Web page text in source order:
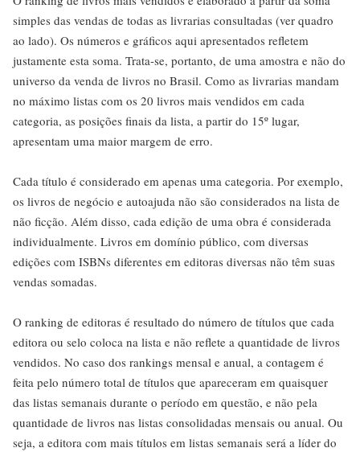
simples das vendas de todas as livrarias consultadas (ver quadro
ao lado). Os números e gráficos aqui apresentados refletem
justamente esta soma. Trata-se, portanto, de uma amostra e não do
universo da venda de livros no Brasil. Como as livrarias mandam
no máximo listas com os 20 livros mais vendidos em cada
categoria, as posições finais da lista, a partir do 15º lugar,
apresentam uma maior margem de erro.
Cada título é considerado em apenas uma categoria. Por exemplo,
os livros de negócio e autoajuda não são considerados na lista de
não ficção. Além disso, cada edição de uma obra é considerada
individualmente. Livros em domínio público, com diversas
edições com ISBNs diferentes em editoras diversas não têm suas
vendas somadas.
O ranking de editoras é resultado do número de títulos que cada
editora ou selo coloca na lista e não reflete a quantidade de livros
vendidos. No caso dos rankings mensal e anual, a contagem é
feita pelo número total de títulos que apareceram em quaisquer
das listas semanais durante o período em questão, e não pela
quantidade de livros nas listas consolidadas mensais ou anual. Ou
seja, a editora com mais títulos em listas semanais será a líder do